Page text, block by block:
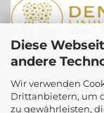
Diese
andere
Wir verwenden
Drittanbietern, um
zu gewährleisten,
Angelika Steiger-
24598 Heidmühlen